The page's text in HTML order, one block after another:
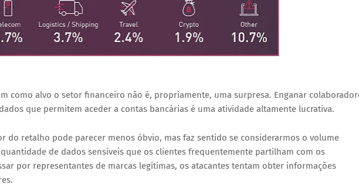
como alvo o setor financeiro não é, propriamente, uma surpresa. Enganar
que permitem aceder a contas bancárias é uma atividade altamente lucrativa.
do retalho pode parecer menos óbvio, mas faz sentido se considerarmos o volume
de dados sensíveis que os clientes frequentemente partilham com os
por representantes de marcas legítimas, os atacantes tentam obter informações